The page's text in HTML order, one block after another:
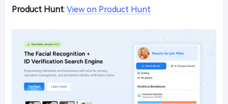
Product Hunt: View on Product Hunt